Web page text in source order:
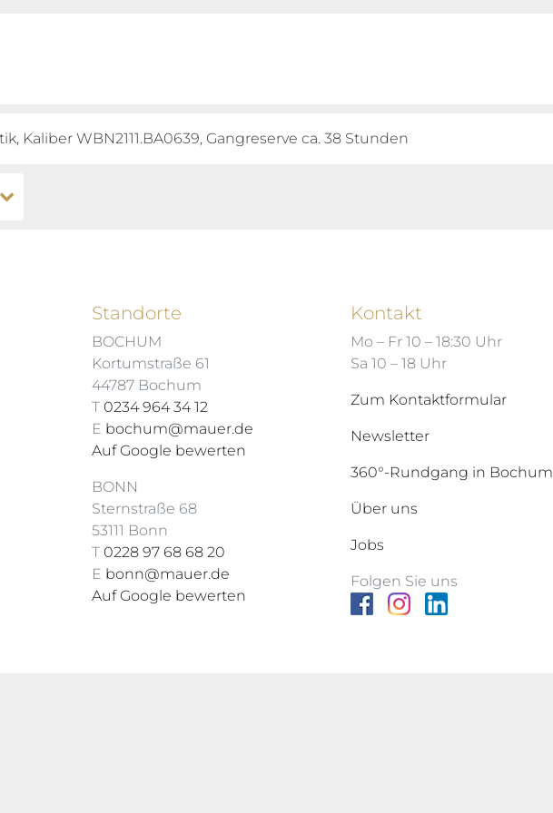
Kaliber WBN2111.BA0639, Gangreserve ca. 38 Stunden
Standorte
BOCHUM
Kortumstraße 61
44787 Bochum
T 0234 964 34 12
E bochum@mauer.de
Auf Google bewerten
BONN
Sternstraße 68
53111 Bonn
T 0228 97 68 68 20
E bonn@mauer.de
Auf Google bewerten
Kontakt
Mo – Fr 10 – 18:30 Uhr
Sa 10 – 18 Uhr
Zum Kontaktformular
Newsletter
360°-Rundgang in Bochum
Über uns
Jobs
Folgen Sie uns